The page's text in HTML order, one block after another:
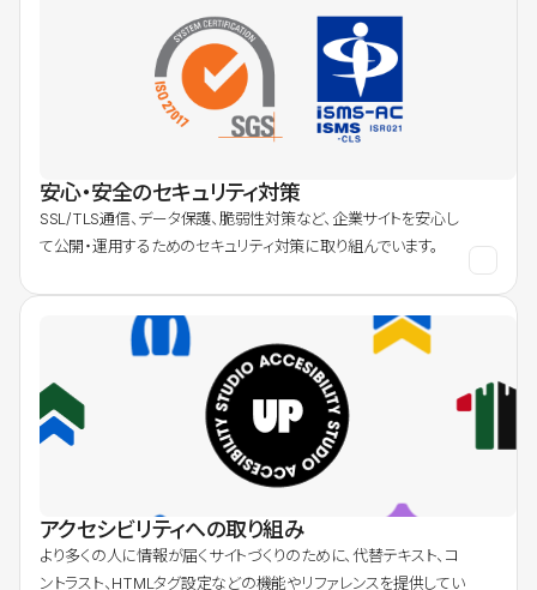
安心・安全のセキュリティ対策
SSL/TLS通信、データ保護、脆弱性対策など、企業サイトを安心し
て公開・運用するためのセキュリティ対策に取り組んでいます。
アクセシビリティへの取り組み
より多くの人に情報が届くサイトづくりのために、代替テキスト、コ
ントラスト、HTMLタグ設定などの機能やリファレンスを提供してい